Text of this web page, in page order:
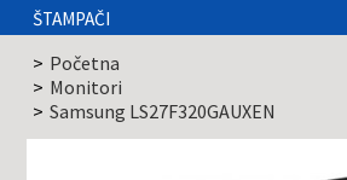
ŠTAMPAČI
Početna
Monitori
Samsung LS27F320GAUXEN